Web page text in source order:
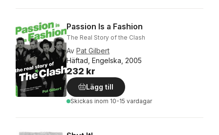
Passion Is a Fashion
The Real Story of the Clash
Av Pat Gilbert
Häftad, Engelska, 2005
232 kr
Lägg till
Skickas inom 10-15 vardagar